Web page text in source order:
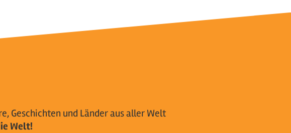
Geschichten und Länder aus aller Welt
Welt!